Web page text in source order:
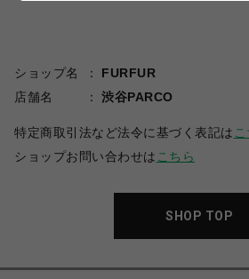
ショップ名
FURFUR
店舗名
渋谷PARCO
特定商取引法など法令に基づく表記は
ショップお問い合わせは こちら
SHOP TOP